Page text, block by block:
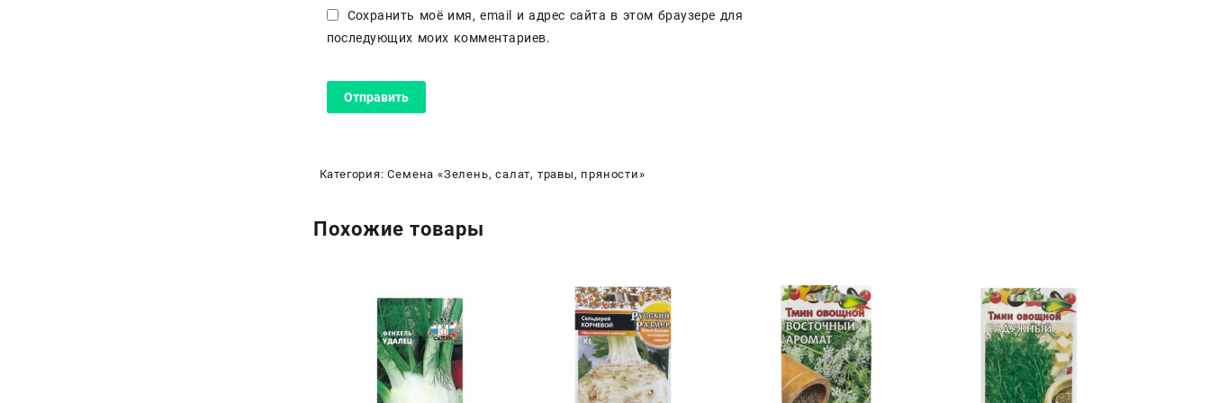
Сохранить моё имя, email и адрес сайта в этом браузере для
последующих моих комментариев.
Категория:Семена «Зелень, салат, травы, пряности»
Похожие товары